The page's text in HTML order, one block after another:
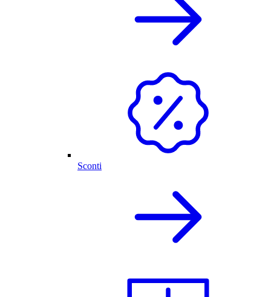
Sconti